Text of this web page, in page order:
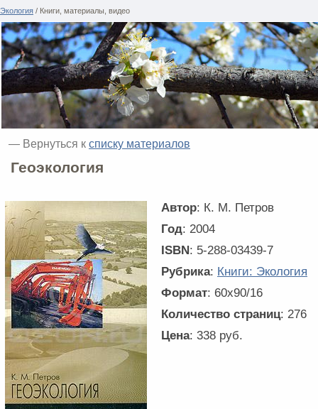
Экология / Книги, материалы, видео
— Вернуться к списку материалов
Геоэкология
Автор: К. М. Петров
Год: 2004
ISBN: 5-288-03439-7
Рубрика: Книги: Экология
Формат: 60x90/16
Количество страниц: 276
Цена: 338 руб.